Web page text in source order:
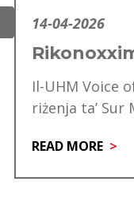
14-04-2026
Il-UHM Voice
riżenja ta’
servizz tiegħu,…
READ MORE